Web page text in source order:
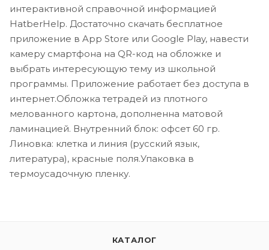
интерактивной справочной информацией
HatberHelp. Достаточно скачать бесплатное
приложение в App Store или Google Play, навести
камеру смартфона на QR-код на обложке и
выбрать интересующую тему из школьной
программы. Приложение работает без доступа в
интернет.Обложка тетрадей из плотного
мелованного картона, дополненна матовой
ламинацией. Внутренний блок: офсет 60 гр.
Линовка: клетка и линия (русский язык,
литература), красные поля.Упаковка в
термоусадочную пленку.
КАТАЛОГ